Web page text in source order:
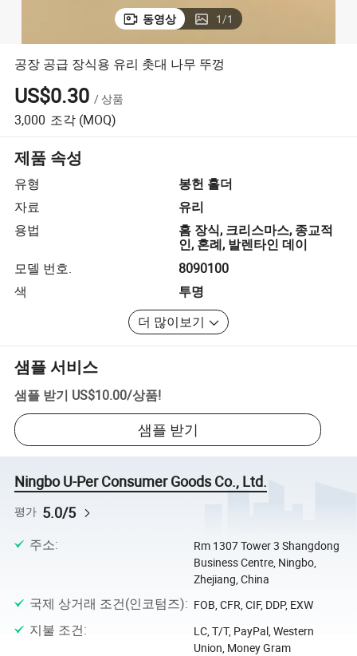
동영상 1/1
공장 공급 장식용 유리 촛대 나무 뚜껑
US$0.30 / 상품
3,000 조각 (MOQ)
제품 속성
유형
봉헌 홀더
자료
유리
용법
홈 장식, 크리스마스, 종교적
인, 혼례, 발렌타인 데이
모델 번호.
8090100
색
투명
더 많이보기
샘플 서비스
샘플 받기 US$10.00/상품!
샘플 받기
Ningbo U-Per Consumer Goods Co., Ltd.
평가 5.0/5
주소:
Rm 1307 Tower 3 Shangdong
Business Centre, Ningbo,
Zhejiang, China
국제 상거래 조건(인코텀즈): FOB, CFR, CIF, DDP, EXW
지불 조건:
LC, T/T, PayPal, Western
Union, Money Gram